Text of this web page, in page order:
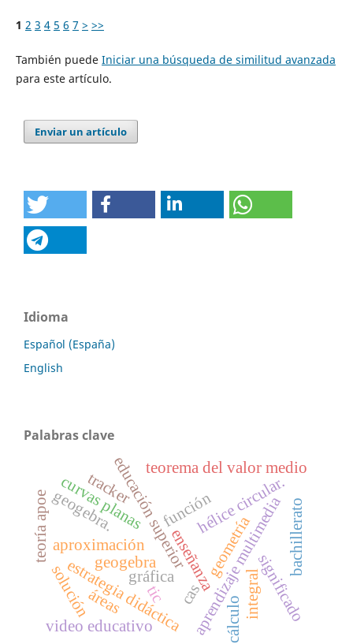
1 2 3 4 5 6 7 > >>
También puede Iniciar una búsqueda de similitud avanzada
para este artículo.
Enviar un artículo
Idioma
Español (España)
English
Palabras clave
educación superior
estrategia didáctica
geogebra
hélice circular.
video educativo aprendizaje multimedia
áreas
aproximación
teorema del valor medio
enseñanza
curvas planas
significado
bachillerato
integral
función
solución cálculo
teoría apoe
gráfica geometría
geogebra.
cas
tic
tracker